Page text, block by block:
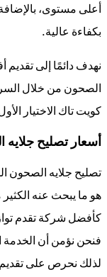
أعلى مستوى،
بكفاءة عالية.
نهدف دائمًا إلى تقديم
الصحون من خلال
كويت تاك الاختيار
أسعار تصليح جلايه
تصليح جلايه الصحون
هو ما يبحث عنه الكثير
كأفضل شركة تقدم
فنحن نؤمن أن الخدمة
لذلك نحرص على